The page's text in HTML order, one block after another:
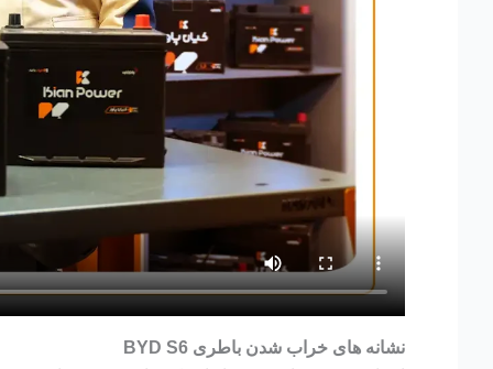
نشانه های خراب شدن باطری BYD S6